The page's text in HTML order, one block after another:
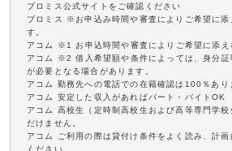
プロミス公式サイトをご確認ください
プロミス ※お申込み時間や審査によりご希望に添
す。
アコム ※1 お申込時間や審査によりご希望に添え
アコム ※2 借入希望額や条件によっては、身分証
が必要となる場合があります。
アコム 勤務先への電話での在籍確認は100％あり
アコム 安定した収入があればパート・バイトOK
アコム 高校生（定時制高校生および高等専門学
だけません。
アコム ご利用の際は貸付け条件をよく読み、計
ください